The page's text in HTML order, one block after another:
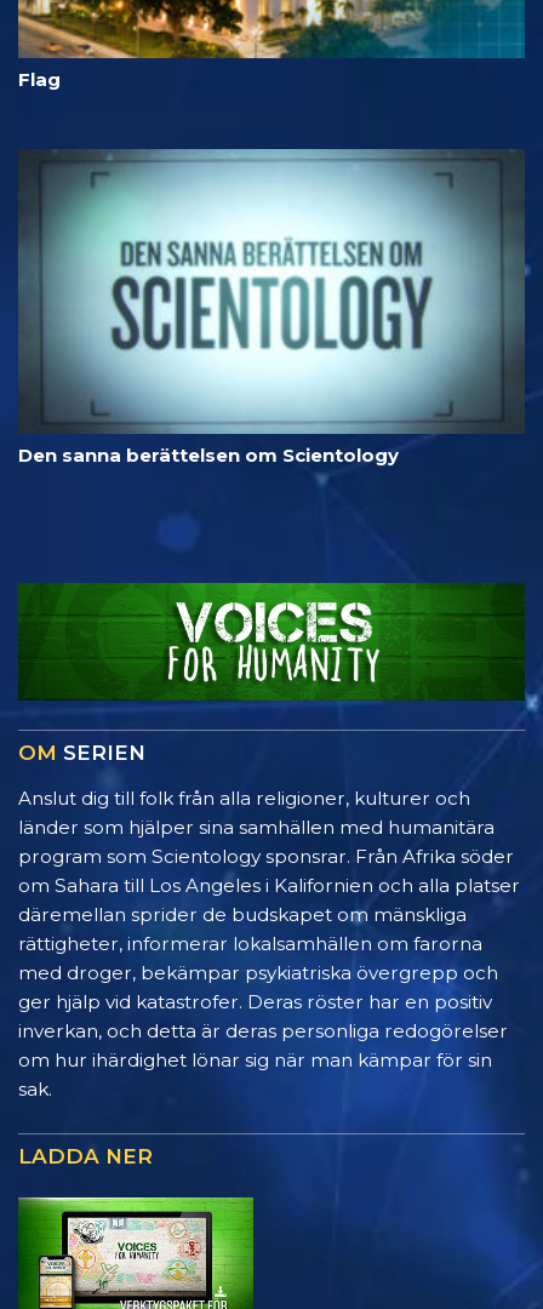
Flag
Den sanna berättelsen om Scientology
OM SERIEN
Anslut dig till folk från alla religioner, kulturer och
länder som hjälper sina samhällen med humanitära
program som Scientology sponsrar. Från Afrika söder
om Sahara till Los Angeles i Kalifornien och alla platser
däremellan sprider de budskapet om mänskliga
rättigheter, informerar lokalsamhällen om farorna
med droger, bekämpar psykiatriska övergrepp och
ger hjälp vid katastrofer. Deras röster har en positiv
inverkan, och detta är deras personliga redogörelser
om hur ihärdighet lönar sig när man kämpar för sin
sak.
LADDA NER